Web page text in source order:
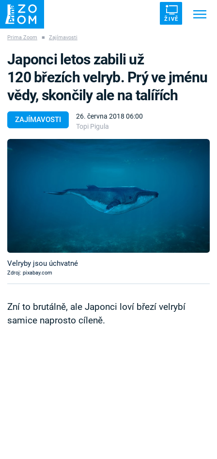
ŽIVĚ
ZÁHADY VETŘELCI DÁVNOVĚKU
Témata
Sledujte prima+
Sledujte nás
Prima Zoom ■ Zajímavosti
ZAJÍMAVOSTI
26. června 2018 06:00
Topi Pigula
Japonci letos zabili už
120 březích velryb. Prý ve jménu
vědy, skončily ale na talířích
Velryby jsou úchvatné
Zdroj: pixabay.com
Zní to brutálně, ale Japonci loví březí velrybí
samice naprosto cíleně.